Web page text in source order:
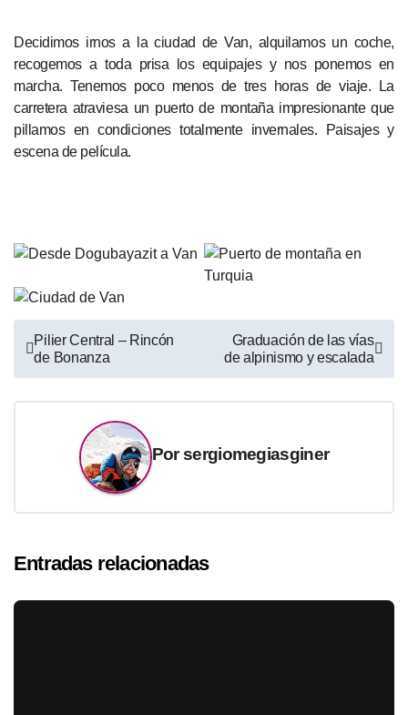
Decidimos irnos a la ciudad de Van, alquilamos un coche,
recogemos a toda prisa los equipajes y nos ponemos en
marcha. Tenemos poco menos de tres horas de viaje. La
carretera atraviesa un puerto de montaña impresionante que
pillamos en condiciones totalmente invernales. Paisajes y
escena de película.
Navegación
de
entradas
Pilier Central – Rincón
de Bonanza
Graduación de las vías
de alpinismo y escalada
Porsergiomegiasginer
Entradas relacionadas